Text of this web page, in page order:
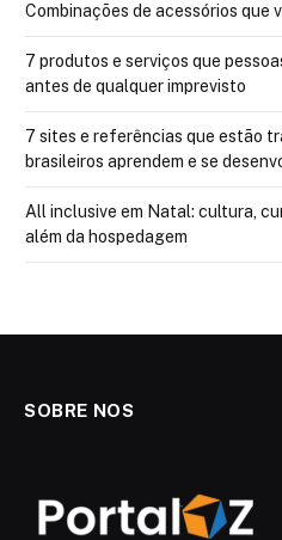
Combinações de acessórios que
7 produtos e serviços que
antes de qualquer imprevisto
7 sites e referências que estão
brasileiros aprendem e se
All inclusive em Natal: cultura,
além da hospedagem
SOBRE NOS